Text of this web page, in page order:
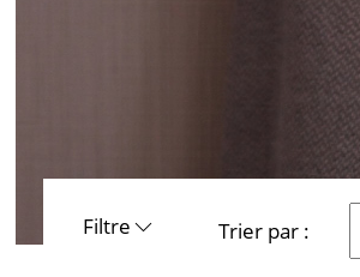
Filtre Trier par :